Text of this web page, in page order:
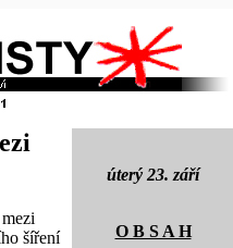
úterý 23. září
O B S A H
šíření